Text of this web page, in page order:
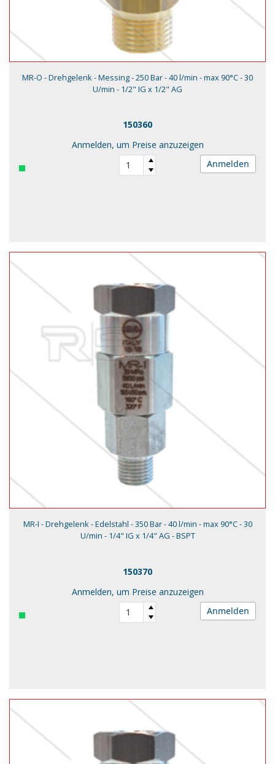
MR-O - Drehgelenk - Messing - 250 Bar - 40 l/min - max 90°C - 30
U/min - 1/2" IG x 1/2" AG
150360
Anmelden, um Preise anzuzeigen
Anmelden
MR-I - Drehgelenk - Edelstahl - 350 Bar - 40 l/min - max 90°C - 30
U/min - 1/4" IG x 1/4" AG - BSPT
150370
Anmelden, um Preise anzuzeigen
Anmelden